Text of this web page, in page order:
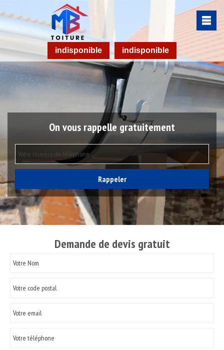
indisponible indisponible
On vous rappelle gratuitement
Demande de devis gratuit